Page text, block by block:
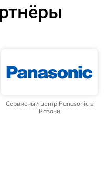
Сервисный центр Panasonic в
Казани